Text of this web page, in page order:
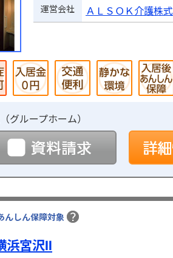
運営会社 ＡＬＳＯＫ介護株
グループホーム）
約
資料請求
んしん保障対象
浜宮沢Ⅱ